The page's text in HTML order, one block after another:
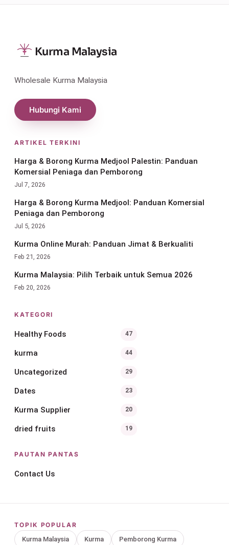
Kurma Malaysia
Wholesale Kurma Malaysia
Hubungi Kami
ARTIKEL TERKINI
Harga & Borong Kurma Medjool Palestin: Panduan
Komersial Peniaga dan Pemborong
Jul 7, 2026
Harga & Borong Kurma Medjool: Panduan Komersial
Peniaga dan Pemborong
Jul 5, 2026
Kurma Online Murah: Panduan Jimat & Berkualiti
Feb 21, 2026
Kurma Malaysia: Pilih Terbaik untuk Semua 2026
Feb 20, 2026
KATEGORI
Healthy Foods 47
kurma 44
Uncategorized 29
Dates 23
Kurma Supplier 20
dried fruits 19
PAUTAN PANTAS
Contact Us
TOPIK POPULAR
Kurma Malaysia
Kurma Pemborong Kurma